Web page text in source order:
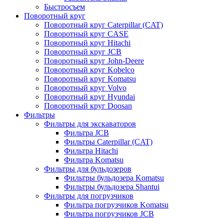
Быстросъем
Поворотный круг
Поворотный круг Caterpillar (CAT)
Поворотный круг CASE
Поворотный круг Hitachi
Поворотный круг JCB
Поворотный круг John-Deere
Поворотный круг Kobelco
Поворотный круг Komatsu
Поворотный круг Volvo
Поворотный круг Hyundai
Поворотный круг Doosan
Фильтры
Фильтры для экскаваторов
Фильтра JCB
Фильтры Caterpillar (CAT)
Фильтра Hitachi
Фильтра Komatsu
Фильтры для бульдозеров
Фильтры бульдозера Komatsu
Фильтры бульдозера Shantui
Фильтры для погрузчиков
Фильтра погрузчиков Komatsu
Фильтра погрузчиков JCB